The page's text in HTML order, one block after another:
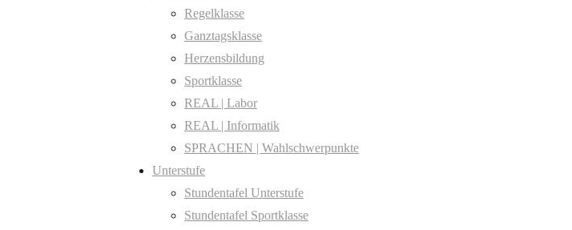
Regelklasse
Ganztagsklasse
Herzensbildung
Sportklasse
REAL | Labor
REAL | Informatik
SPRACHEN | Wahlschwerpunkte
Unterstufe
Stundentafel Unterstufe
Stundentafel Sportklasse